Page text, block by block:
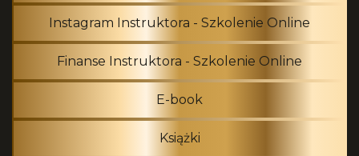
Instagram Instruktora - Szkolenie Online
Finanse Instruktora - Szkolenie Online
E-book
Książki